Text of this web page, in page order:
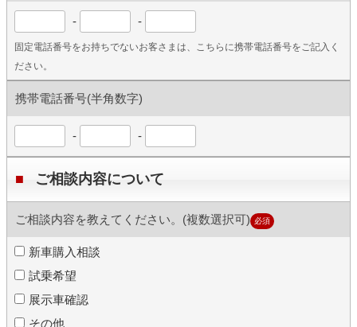
- -
固定電話番号をお持ちでないお客さまは、こちらに携帯電話番号をご記入く
ださい。
携帯電話番号(半角数字)
- -
ご相談内容について
ご相談内容を教えてください。(複数選択可) 必須
新車購入相談
試乗希望
展示車確認
その他